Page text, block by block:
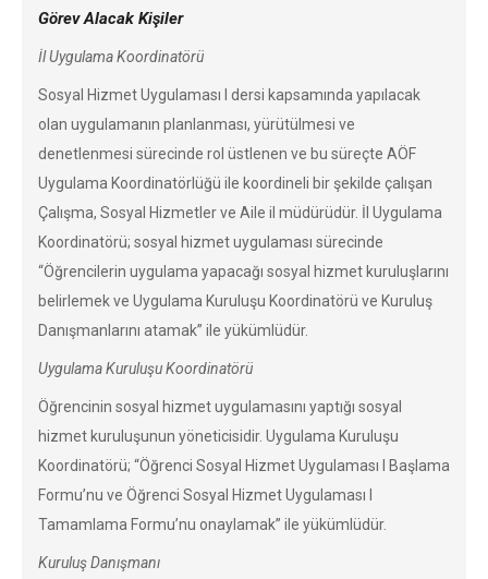
Görev Alacak Kişiler
İl Uygulama Koordinatörü
Sosyal Hizmet Uygulaması I dersi kapsamında yapılacak
olan uygulamanın planlanması, yürütülmesi ve
denetlenmesi sürecinde rol üstlenen ve bu süreçte AÖF
Uygulama Koordinatörlüğü ile koordineli bir şekilde çalışan
Çalışma, Sosyal Hizmetler ve Aile il müdürüdür. İl Uygulama
Koordinatörü; sosyal hizmet uygulaması sürecinde
“Öğrencilerin uygulama yapacağı sosyal hizmet kuruluşlarını
belirlemek ve Uygulama Kuruluşu Koordinatörü ve Kuruluş
Danışmanlarını atamak” ile yükümlüdür.
Uygulama Kuruluşu Koordinatörü
Öğrencinin sosyal hizmet uygulamasını yaptığı sosyal
hizmet kuruluşunun yöneticisidir. Uygulama Kuruluşu
Koordinatörü; “Öğrenci Sosyal Hizmet Uygulaması I Başlama
Formu’nu ve Öğrenci Sosyal Hizmet Uygulaması I
Tamamlama Formu’nu onaylamak” ile yükümlüdür.
Kuruluş Danışmanı